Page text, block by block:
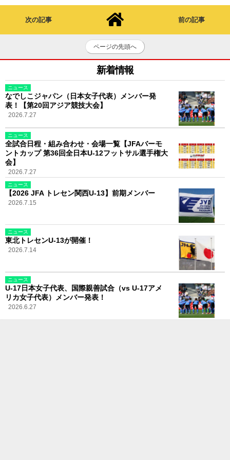
次の記事 前の記事
ページの先頭へ
新着情報
ニュース
なでしこジャパン（日本女子代表）メンバー発
表！【第20回アジア競技大会】
2026.7.27
ニュース
全試合日程・組み合わせ・会場一覧【JFAバーモ
ントカップ 第36回全日本U-12フットサル選手権大
会】
2026.7.27
ニュース
【2026 JFA トレセン関西U-13】前期メンバー
2026.7.15
ニュース
東北トレセンU-13が開催！
2026.7.14
ニュース
U-17日本女子代表、国際親善試合（vs U-17アメ
リカ女子代表）メンバー発表！
2026.6.27